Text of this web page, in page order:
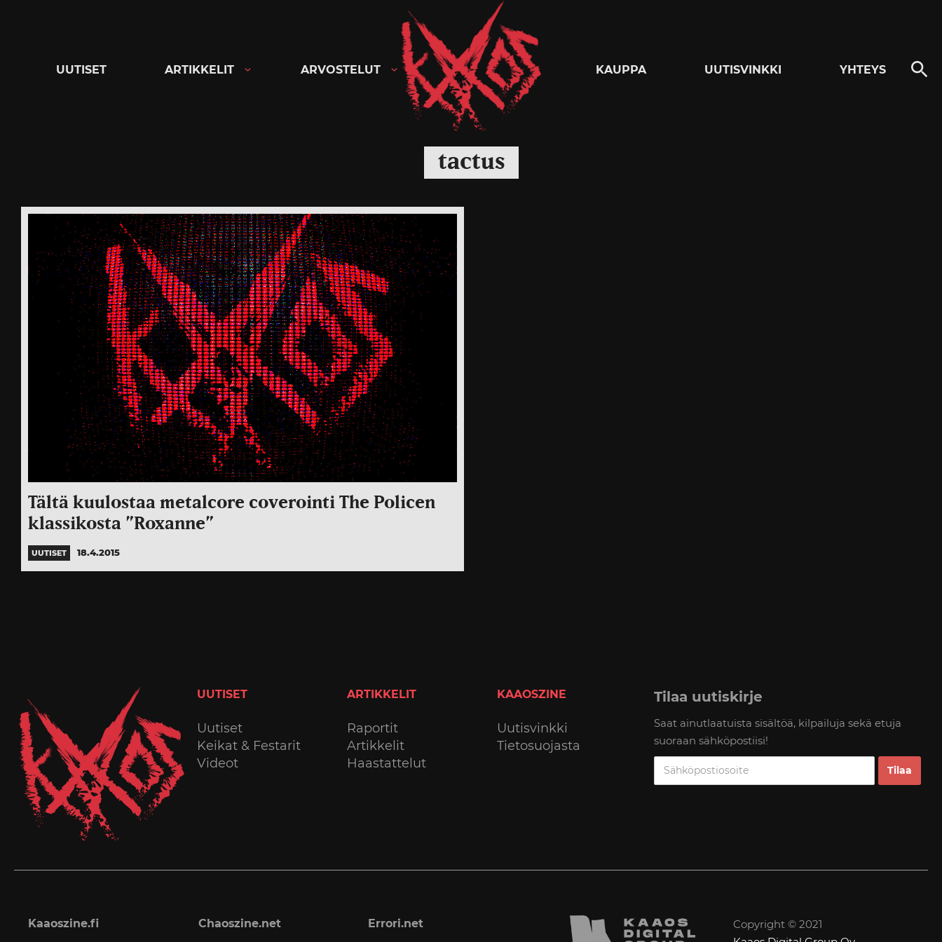
Kaaoszine
UUTISET ARTIKKELIT ARVOSTELUT KAUPPA UUTISVINKKI YHTEYS
tactus
Tältä kuulostaa metalcore coverointi The Policen
klassikosta ”Roxanne”
UUTISET 18.4.2015
UUTISET
Uutiset
Keikat & Festarit
Videot
ARTIKKELIT
Raportit
Artikkelit
Haastattelut
KAAOSZINE
Uutisvinkki
Tietosuojasta
Tilaa uutiskirje
Saat ainutlaatuista sisältöä, kilpailuja sekä etuja
suoraan sähköpostiisi!
Kaaoszine.fi Chaoszine.net Errori.net
Copyright © 2021